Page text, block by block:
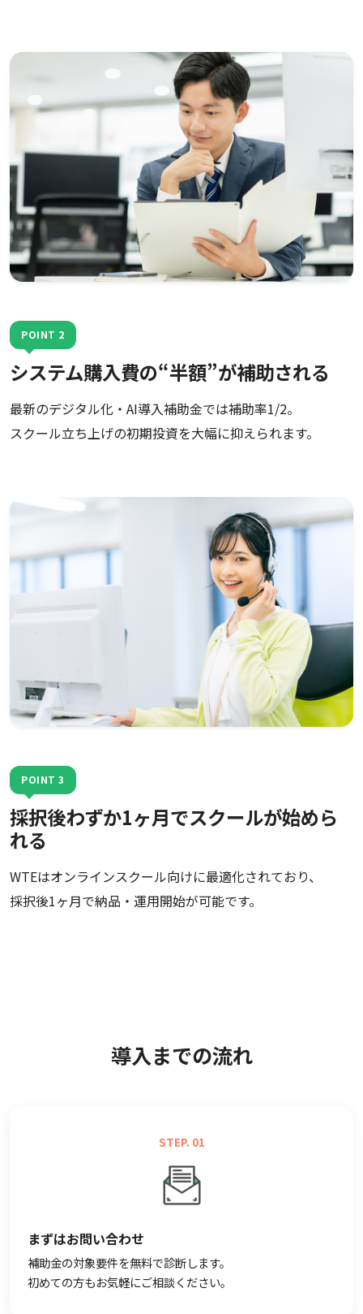
POINT 2
システム購入費の“半額”が補助される
最新のデジタル化・AI導入補助金では補助率1/2。
スクール立ち上げの初期投資を大幅に抑えられます。
POINT 3
採択後わずか1ヶ月でスクールが始めら
れる
WTEはオンラインスクール向けに最適化されており、
採択後1ヶ月で納品・運用開始が可能です。
導入までの流れ
STEP. 01
まずはお問い合わせ
補助金の対象要件を無料で診断します。
初めての方もお気軽にご相談ください。